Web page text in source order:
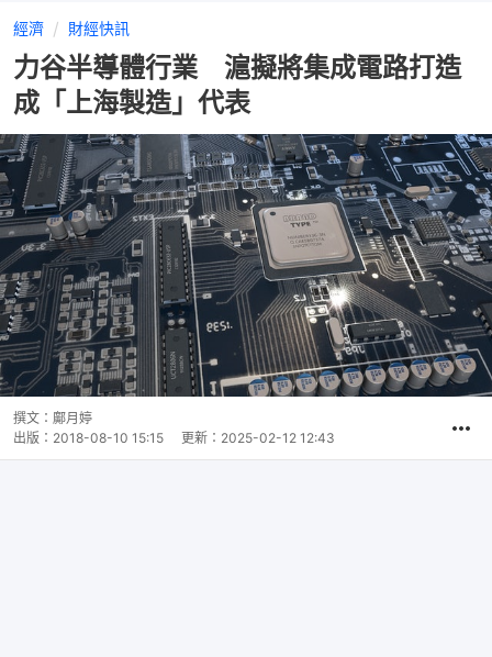
經濟 財經快訊
力谷半導體行業 滬擬將集成電路打造
成「上海製造」代表
撰文： 鄺月婷
出版： 2018-08-10 15:15 更新： 2025-02-12 12:43